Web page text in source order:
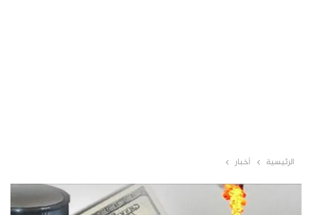
الرئيسية أخبار